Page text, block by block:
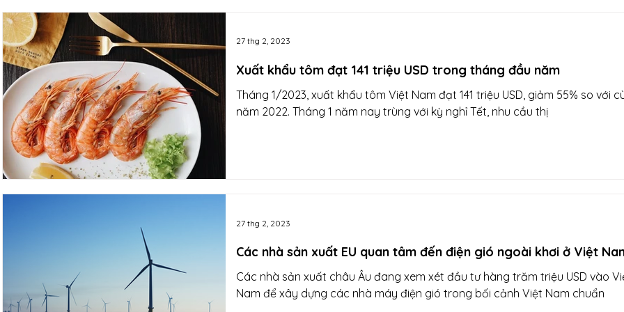
Xuất khẩu tôm đạt 141 triệu USD trong tháng đầu năm
Tháng 1/2023, xuất khẩu tôm Việt Nam đạt 141 triệu USD, giảm 55% so với
năm 2022. Tháng 1 năm nay trùng với kỳ nghỉ Tết, nhu cầu thị
27 thg 2, 2023
Các nhà sản xuất EU quan tâm đến điện gió ngoài khơi ở Việt
Các nhà sản xuất châu Âu đang xem xét đầu tư hàng trăm triệu USD vào
Nam để xây dựng các nhà máy điện gió trong bối cảnh Việt Nam chuẩn
27 thg 2, 2023